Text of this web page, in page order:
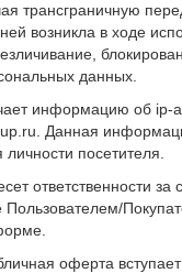
трансграничную
возникла в ходе
данных.
информацию об ip-
Данная
посетителя.
ответственности за
Пользователем/
оферта